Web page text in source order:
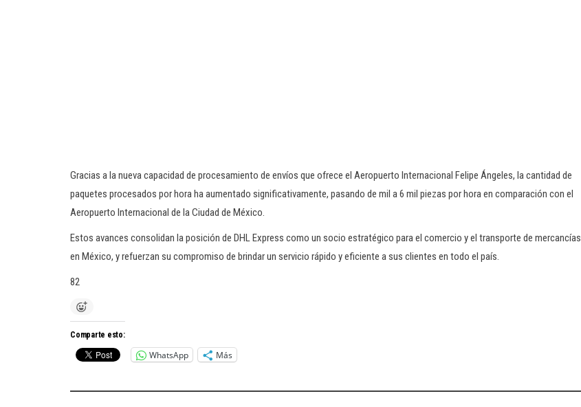
Gracias a la nueva capacidad de procesamiento de envíos que ofrece el Aeropuerto Internacional Felipe Ángeles, la cantidad de
paquetes procesados por hora ha aumentado significativamente, pasando de mil a 6 mil piezas por hora en comparación con el
Aeropuerto Internacional de la Ciudad de México.
Estos avances consolidan la posición de DHL Express como un socio estratégico para el comercio y el transporte de mercancías
en México, y refuerzan su compromiso de brindar un servicio rápido y eficiente a sus clientes en todo el país.
82
Comparte esto:
WhatsApp Más